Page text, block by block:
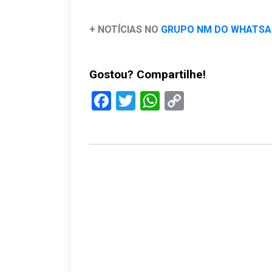
+ NOTÍCIAS NO GRUPO NM DO
Gostou? Compartilhe!
Facebook
TwitterWhatsApp